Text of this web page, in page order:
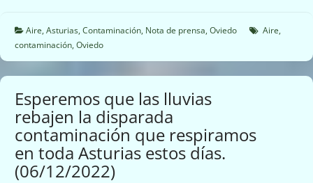
mala
la
calidad
del
en
Oviedo
Aire, Asturias, Contaminación, Nota de prensa, Oviedo Aire,
contaminación, Oviedo
Esperemos que las lluvias
rebajen la disparada
contaminación que respiramos
en toda Asturias estos días.
(06/12/2022)